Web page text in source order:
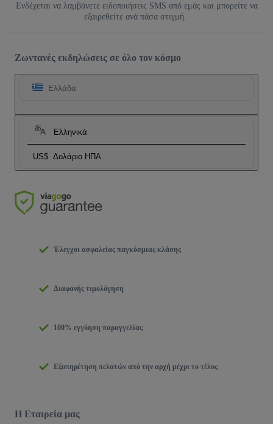
Ενδέχεται να λαμβάνετε ειδοποιήσεις SMS από εμάς και μπορείτε να
εξαιρεθείτε ανά πάσα στιγμή.
Ζωντανές εκδηλώσεις σε όλο τον κόσμο
Ελλάδα
Ελληνικά
US$ Δολάριο ΗΠΑ
Έλεγχοι ασφαλείας παγκόσμιας κλάσης
Διαφανής τιμολόγηση
100% εγγύηση παραγγελίας
Εξυπηρέτηση πελατών από την αρχή μέχρι το τέλος
Η Εταιρεία μας